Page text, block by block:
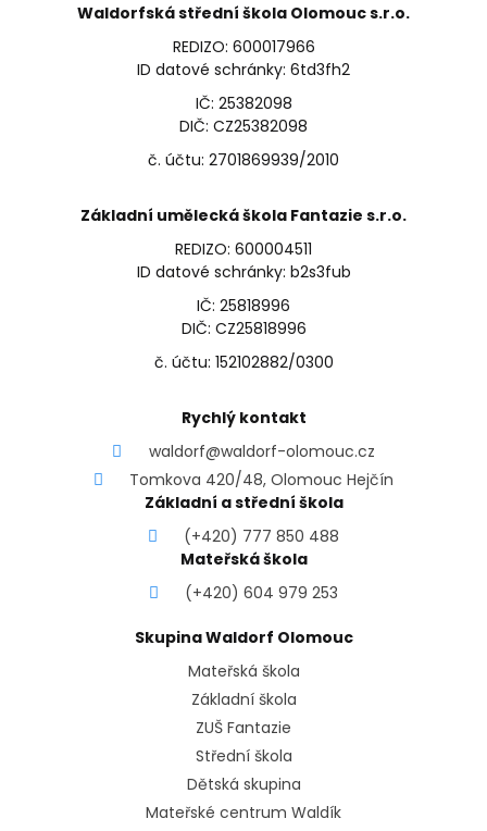
Waldorfská střední škola Olomouc s.r.o.
REDIZO: 600017966
ID datové schránky: 6td3fh2
IČ: 25382098
DIČ: CZ25382098
č. účtu: 2701869939/2010
Základní umělecká škola Fantazie s.r.o.
REDIZO: 600004511
ID datové schránky: b2s3fub
IČ: 25818996
DIČ: CZ25818996
č. účtu: 152102882/0300
Rychlý kontakt
waldorf@waldorf-olomouc.cz
Tomkova 420/48, Olomouc Hejčín
Základní a střední škola
(+420) 777 850 488
Mateřská škola
(+420) 604 979 253
Skupina Waldorf Olomouc
Mateřská škola
Základní škola
ZUŠ Fantazie
Střední škola
Dětská skupina
Mateřské centrum Waldík